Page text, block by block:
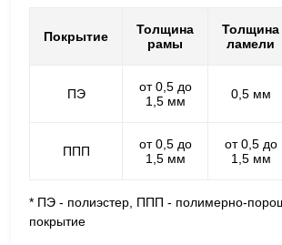
Покрытие
Толщина
рамы
Толщина
ламели
ПЭ
от 0,5 до
1,5 мм
0,5 мм
ППП
от 0,5 до
1,5 мм
от 0,5 до
1,5 мм
* ПЭ - полиэстер, ППП - полимерно-
покрытие